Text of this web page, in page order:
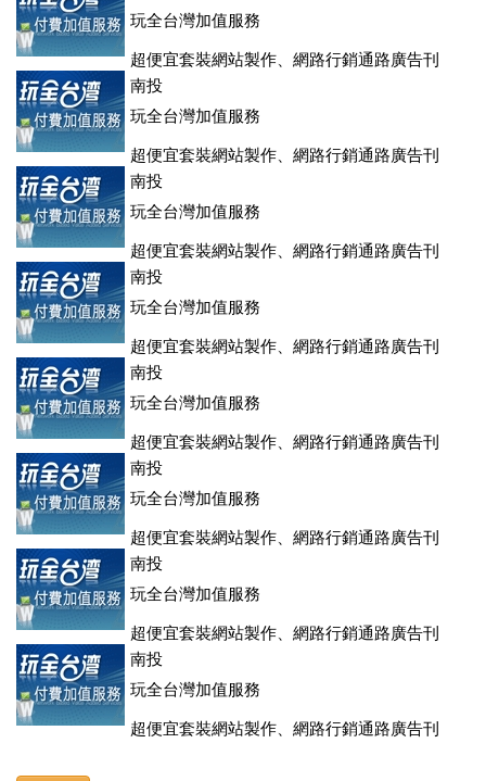
玩全台灣加值服務
超便宜套裝網站製作、網路行銷通路廣告刊
登、訂房系統、客房委託旅行社銷售，全面優惠中....
南投
玩全台灣加值服務
超便宜套裝網站製作、網路行銷通路廣告刊
登、訂房系統、客房委託旅行社銷售，全面優惠中....
南投
玩全台灣加值服務
超便宜套裝網站製作、網路行銷通路廣告刊
登、訂房系統、客房委託旅行社銷售，全面優惠中....
南投
玩全台灣加值服務
超便宜套裝網站製作、網路行銷通路廣告刊
登、訂房系統、客房委託旅行社銷售，全面優惠中....
南投
玩全台灣加值服務
超便宜套裝網站製作、網路行銷通路廣告刊
登、訂房系統、客房委託旅行社銷售，全面優惠中....
南投
玩全台灣加值服務
超便宜套裝網站製作、網路行銷通路廣告刊
登、訂房系統、客房委託旅行社銷售，全面優惠中....
南投
玩全台灣加值服務
超便宜套裝網站製作、網路行銷通路廣告刊
登、訂房系統、客房委託旅行社銷售，全面優惠中....
南投
玩全台灣加值服務
超便宜套裝網站製作、網路行銷通路廣告刊